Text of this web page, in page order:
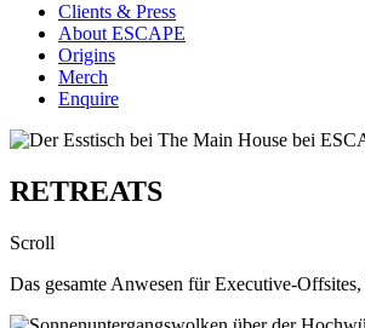
Clients & Press
About ESCAPE
Origins
Merch
Enquire
RETREATS
Scroll
Das gesamte Anwesen für Executive-